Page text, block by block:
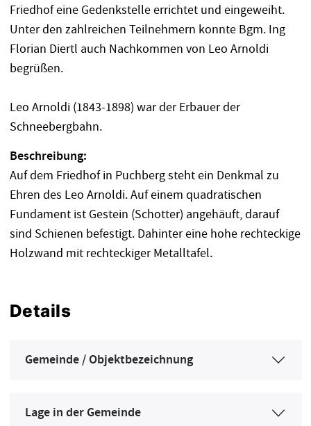
Friedhof eine Gedenkstelle errichtet und eingeweiht.
Unter den zahlreichen Teilnehmern konnte Bgm. Ing
Florian Diertl auch Nachkommen von Leo Arnoldi
begrüßen.
Leo Arnoldi (1843-1898) war der Erbauer der
Schneebergbahn.
Beschreibung:
Auf dem Friedhof in Puchberg steht ein Denkmal zu
Ehren des Leo Arnoldi. Auf einem quadratischen
Fundament ist Gestein (Schotter) angehäuft, darauf
sind Schienen befestigt. Dahinter eine hohe rechteckige
Holzwand mit rechteckiger Metalltafel.
Details
Gemeinde / Objektbezeichnung
Lage in der Gemeinde